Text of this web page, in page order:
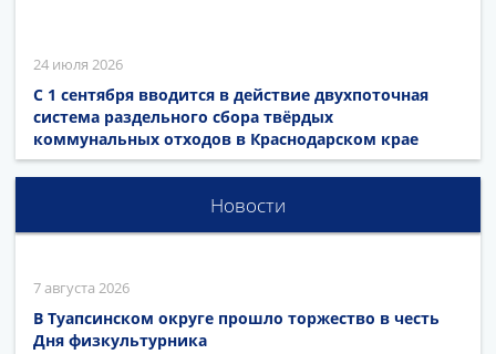
24 июля 2026
С 1 сентября вводится в действие двухпоточная
система раздельного сбора твёрдых
коммунальных отходов в Краснодарском крае
Новости
7 августа 2026
В Туапсинском округе прошло торжество в честь
Дня физкультурника